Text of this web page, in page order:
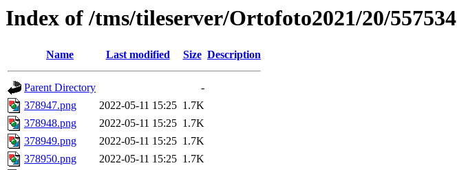
Index of /tms/tileserver/Ortofoto2021/20/557534
Name Last modified Size Description
Parent Directory
-
378947.png
2022-05-11 15:25 1.7K
378948.png
2022-05-11 15:25 1.7K
378949.png
2022-05-11 15:25 1.7K
378950.png
2022-05-11 15:25 1.7K